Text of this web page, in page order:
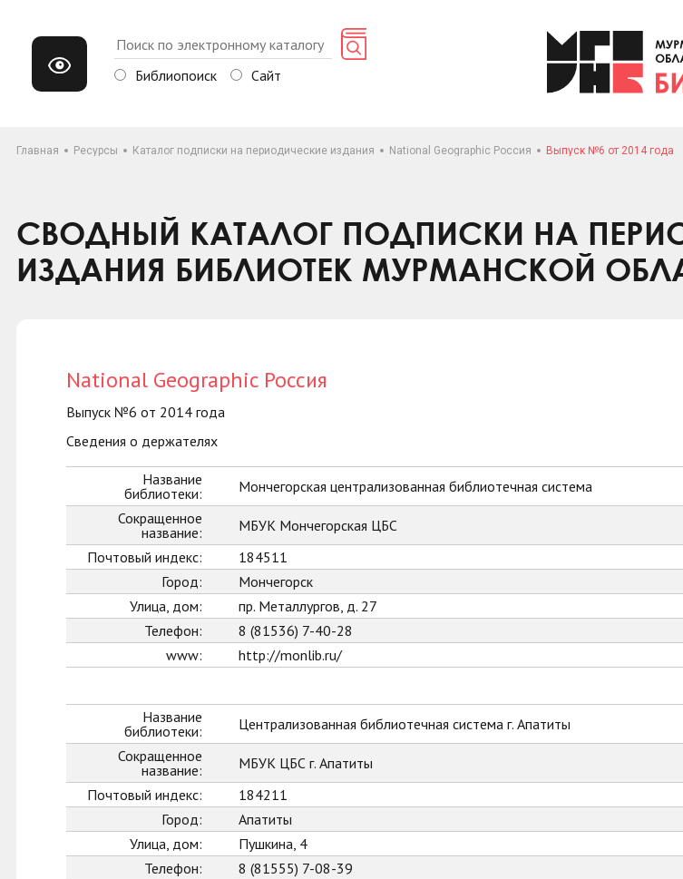
Библиопоиск Сайт
Главная Ресурсы Каталог подписки на периодические издания National Geographic Россия Выпуск №6 от 2014 года
СВОДНЫЙ КАТАЛОГ ПОДПИСКИ НА
ИЗДАНИЯ БИБЛИОТЕК МУРМАНСКОЙ
National Geographic Россия
Выпуск №6 от 2014 года
Сведения о держателях
Название
библиотеки:
Мончегорская централизованная библиотечная система
Сокращенное
название:
МБУК Мончегорская ЦБС
Почтовый индекс:
184511
Город:
Мончегорск
Улица, дом:
пр. Металлургов, д. 27
Телефон:
8 (81536) 7-40-28
www:
http://monlib.ru/
Название
библиотеки:
Централизованная библиотечная система г. Апатиты
Сокращенное
название:
МБУК ЦБС г. Апатиты
Почтовый индекс:
184211
Город:
Апатиты
Улица, дом:
Пушкина, 4
Телефон:
8 (81555) 7-08-39